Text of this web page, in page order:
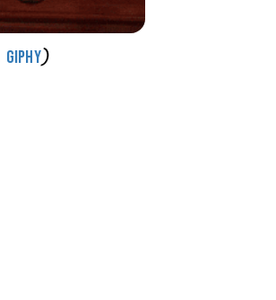
Giphy)